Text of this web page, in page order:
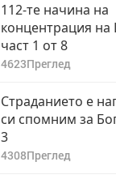
112-те начина на
концентрация
част 1 от 8
4623Преглед
Страданието е
си спомним за
3
4308Преглед